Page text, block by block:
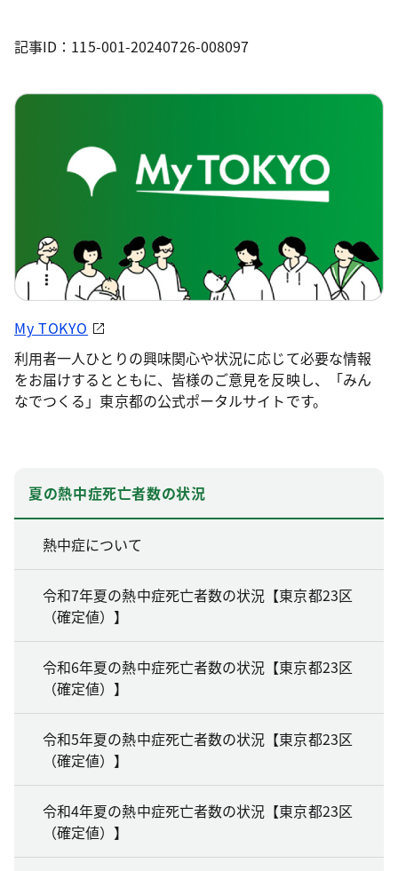
記事ID：115-001-20240726-008097
My TOKYO
利用者一人ひとりの興味関心や状況に応じて必要な情報
をお届けするとともに、皆様のご意見を反映し、「みん
なでつくる」東京都の公式ポータルサイトです。
夏の熱中症死亡者数の状況
熱中症について
令和7年夏の熱中症死亡者数の状況【東京都23区
（確定値）】
令和6年夏の熱中症死亡者数の状況【東京都23区
（確定値）】
令和5年夏の熱中症死亡者数の状況【東京都23区
（確定値）】
令和4年夏の熱中症死亡者数の状況【東京都23区
（確定値）】